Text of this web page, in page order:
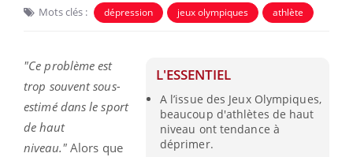
Mots clés : dépression jeux olympiques athlète
L'ESSENTIEL
A l’issue des Jeux Olympiques,
beaucoup d'athlètes de haut
niveau ont tendance à
déprimer.
"Ce problème est
trop souvent sous-
estimé dans le sport
de haut
niveau."Alors que